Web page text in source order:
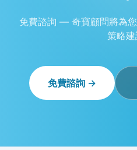
免費諮詢 — 奇寶顧問將為
策略建
免費諮詢 →